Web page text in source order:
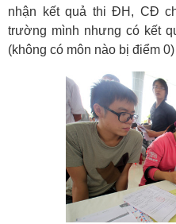
nhận kết quả thi ĐH, CĐ
trường mình nhưng có kết
(không có môn nào bị điểm